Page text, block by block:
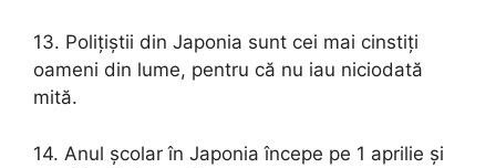
13. Polițiștii din Japonia sunt cei mai cinstiți
oameni din lume, pentru că nu iau niciodată
mită.
14. Anul școlar în Japonia începe pe 1 aprilie și